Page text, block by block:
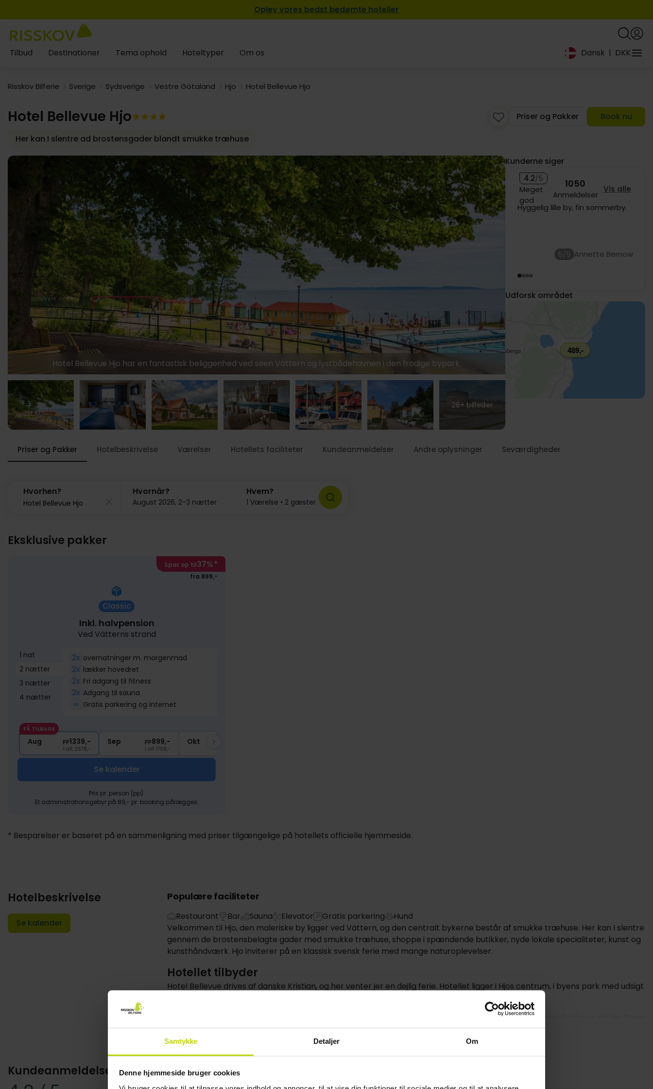
Samtykke Detaljer Om
Denne hjemmeside bruger cookies
Oplev vores bedst bedømte hoteller
Tilbud Destinationer Tema ophold Hoteltyper Om os Dansk | DKK
Risskov Bilferie Sverige Sydsverige Vestre Götaland Hjo Hotel Bellevue Hjo
Hotel Bellevue Hjo Priser og Pakker
Book nu
Her kan I slentre ad brostensgader blandt smukke træhuse
Hotel Bellevue Hjo har en fantastisk beliggenhed ved søen Vättern og lystbådehavnen i den frodige bypark.
26+ billeder
Kunderne siger
4.2/5
Meget
god
1050
Anmeldelser
Vis alle
Fungerer altid godt med
5/5
Udforsk området
679,-
1049,-
1359,-
779,-
839,-
1089,-
489,-
Priser og Pakker Hotelbeskrivelse Værelser Hotellets faciliteter Kundeanmeldelser Andre oplysninger Seværdigheder
Hvorhen? Hvornår?
August 2026, 2-3 nætter
Hvem?
1 Værelse • 2 gæster
Eksklusive pakker
Spar op til37%*
fra 899,-
Classic
Inkl. halvpension
Ved Vätterns strand
1 nat
2 nætter
3 nætter
4 nætter
2x overnatninger m. morgenmad
2x lækker hovedret
2x Fri adgang til fitness
2x Adgang til sauna
∞ Gratis parkering og internet
FÅ TILBAGE
Aug pp1339,-
I alt 2678,-
Sep pp899,-
I alt 1798,-
Okt
Se kalender
Pris pr. person (pp).
Et administrationsgebyr på 89,- pr. booking pålægges.
* Besparelser er baseret på en sammenligning med priser tilgængelige på hotellets officielle hjemmeside.
Hotelbeskrivelse
Se kalender
Populære faciliteter
Restaurant Bar Sauna Elevator Gratis parkering
Hund
Velkommen til Hjo, den maleriske by ligger ved Vättern, og den centralt bykerne består af smukke træhuse. Her kan I slentre
gennem de brostensbelagte gader med smukke træhuse, shoppe i spændende butikker, nyde lokale specialiteter, kunst og
kunsthåndværk. Hjo inviterer på en klassisk svensk ferie med mange naturoplevelser.
Hotellet tilbyder
Hotel Bellevue drives af danske Kristian, og her venter jer en dejlig ferie. Hotellet ligger i Hjos centrum, i byens park med udsigt
Hotellets restaurant serverer mad lavet af friske, lokale råvarer. Det siges, at området er Sveriges spisekammer, og Hjo ligger
midt i det frugtbare landskab.
I hotellets lobby kan I koble af efter dagens oplevelser, eller I kan slappe af i hotellets relaxområde med sauna. Det er også
dejligt at afrunde dagen med drinks i hotellets bar.
Hotellet har gratis parkering, og der er gratis internetadgang på hele hotellet.
Vis mere
Kundeanmeldelser